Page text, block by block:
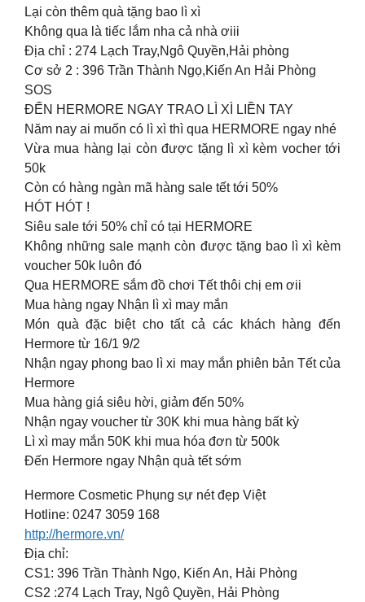
Lại còn thêm quà tặng bao lì xì
Không qua là tiếc lắm nha cả nhà ơiii
Địa chỉ : 274 Lạch Tray,Ngô Quyền,Hải phòng
Cơ sở 2 : 396 Trần Thành Ngọ,Kiến An Hải Phòng
SOS
ĐẾN HERMORE NGAY TRAO LÌ XÌ LIỀN TAY
Năm nay ai muốn có lì xì thì qua HERMORE ngay nhé
Vừa mua hàng lại còn được tặng lì xì kèm vocher tới
50k
Còn có hàng ngàn mã hàng sale tết tới 50%
HÓT HÓT !
Siêu sale tới 50% chỉ có tại HERMORE
Không những sale mạnh còn được tặng bao lì xì kèm
voucher 50k luôn đó
Qua HERMORE sắm đồ chơi Tết thôi chị em ơii
Mua hàng ngay Nhận lì xì may mắn
Món quà đặc biệt cho tất cả các khách hàng đến
Hermore từ 16/1 9/2
Nhận ngay phong bao lì xi may mắn phiên bản Tết của
Hermore
Mua hàng giá siêu hời, giảm đến 50%
Nhận ngay voucher từ 30K khi mua hàng bất kỳ
Lì xì may mắn 50K khi mua hóa đơn từ 500k
Đến Hermore ngay Nhận quà tết sớm
Hermore Cosmetic Phụng sự nét đẹp Việt
Hotline: 0247 3059 168
http://hermore.vn/
Địa chỉ:
CS1: 396 Trần Thành Ngọ, Kiến An, Hải Phòng
CS2 :274 Lạch Tray, Ngô Quyền, Hải Phòng